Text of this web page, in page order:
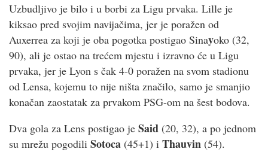
Uzbudljivo je bilo i u borbi za Ligu prvaka. Lille je
kiksao pred svojim navijačima, jer je poražen od
Auxerrea za koji je oba pogotka postigao Sinayoko (32,
90), ali je ostao na trećem mjestu i izravno će u Ligu
prvaka, jer je Lyon s čak 4-0 poražen na svom stadionu
od Lensa, kojemu to nije ništa značilo, samo je smanjio
konačan zaostatak za prvakom PSG-om na šest bodova.
Dva gola za Lens postigao je Said (20, 32), a po jednom
su mrežu pogodili Sotoca (45+1) i Thauvin (54).